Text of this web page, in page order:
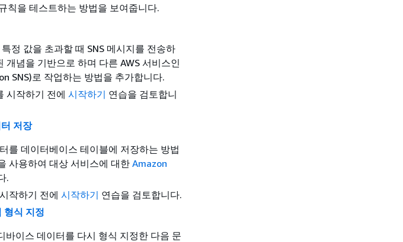
칙을 테스트하는 방법을 보여줍니다.
정 값을 초과할 때 SNS 메시지를 전송하
념을 기반으로 하며 다른 AWS 서비스인
SNS)로 작업하는 방법을 추가합니다.
시작하기 전에 시작하기 연습을 검토합니
저장
를 데이터베이스 테이블에 저장하는 방법
사용하여 대상 서비스에 대한Amazon
.
작하기 전에 시작하기 연습을 검토합니다.
형식 지정
이스 데이터를 다시 형식 지정한 다음 문